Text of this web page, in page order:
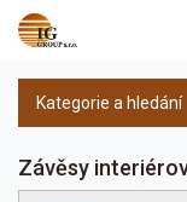
Kategorie a hledání
Závěsy